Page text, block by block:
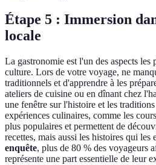
Étape 5 : Immersion
locale
La gastronomie est l'un des aspects les
culture. Lors de votre voyage, ne
traditionnels et d'apprendre à les
ateliers de cuisine ou en dînant chez
une fenêtre sur l'histoire et les
expériences culinaires, comme les
plus populaires et permettent de
recettes, mais aussi les histoires qui les
enquête, plus de 80 % des voyageurs
représente une part essentielle de leur